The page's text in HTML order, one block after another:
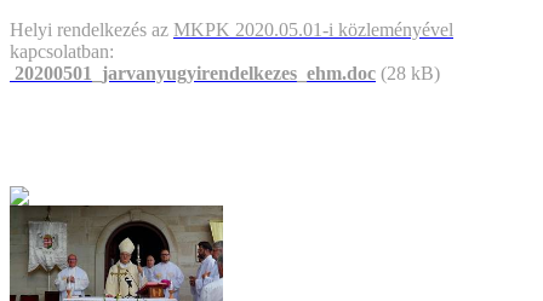
Helyi rendelkezés az MKPK 2020.05.01-i közleményével
kapcsolatban:
20200501_jarvanyugyirendelkezes_ehm.doc (28 kB)